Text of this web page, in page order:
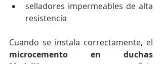
selladores impermeables de alta
resistencia
microcemento en duchas